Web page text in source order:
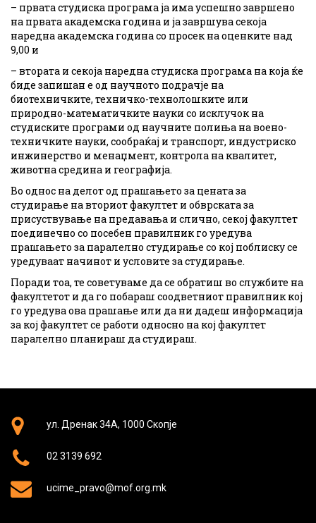
– првата студиска програма ја има успешно завршено
на првата академска година и ја завршува секоја
наредна академска година со просек на оценките над
9,00 и
– втората и секоја наредна студиска програма на која ќе
биде запишан е од научното подрачје на
биотехничките, техничко-технолошките или
природно-математичките науки со исклучок на
студиските програми од научните полиња на воено-
техничките науки, сообраќај и транспорт, индустриско
инжинерство и менаџмент, контрола на квалитет,
животна средина и географија.
Во однос на делот од прашањето за цената за
студирање на вториот факултет и обврската за
присуствување на предавања и слично, секој факултет
поединечно со посебен правилник го уредува
прашањето за паралелно студирање со кој поблиску се
уредуваат начинот и условите за студирање.
Поради тоа, те советуваме да се обратиш во службите на
факултетот и да го побараш соодветниот правилник кој
го уредува ова прашање или да ни дадеш информација
за кој факултет се работи односно на кој факултет
паралелно планираш да студираш.
ул. Дренак 34А, 1000 Скопје
02 3139 692
ucime_pravo@mof.org.mk